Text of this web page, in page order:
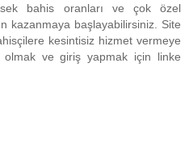
bahis oranları ve çok özel
kazanmaya başlayabilirsiniz. Site
kesintisiz hizmet vermeye
olmak ve giriş yapmak için linke